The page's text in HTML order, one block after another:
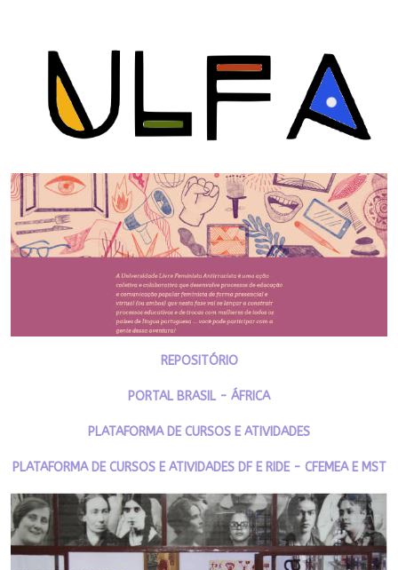
REPOSITÓRIO
PORTAL BRASIL - ÁFRICA
PLATAFORMA DE CURSOS E ATIVIDADES
PLATAFORMA DE CURSOS E ATIVIDADES DF E RIDE - CFEMEA E MST